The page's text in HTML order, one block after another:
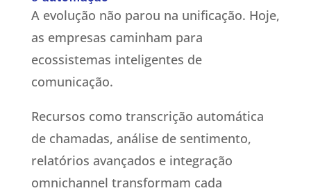
A evolução não parou na unificação. Hoje,
as empresas caminham para
ecossistemas inteligentes de
comunicação.
Recursos como transcrição automática
de chamadas, análise de sentimento,
relatórios avançados e integração
omnichannel transformam cada